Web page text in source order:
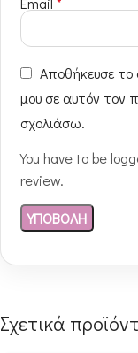
Αποθήκευσε το
μου σε αυτόν τον
σχολιάσω.
You have to be
review.
Σχετικά